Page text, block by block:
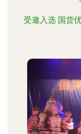
受邀入选 国货